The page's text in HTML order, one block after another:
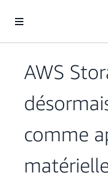
AWS
comme